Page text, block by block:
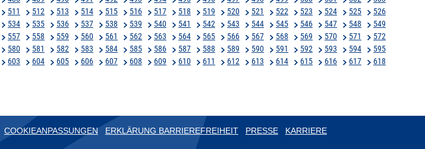
511 512 513 514 515 516 517 518 519 520 521 522 523 524 525
526
534 535 536 537 538 539 540 541 542 543 544 545 546 547 548
549
557 558 559 560 561 562 563 564 565 566 567 568 569 570 571
572
580 581 582 583 584 585 586 587 588 589 590 591 592 593 594
595
603 604 605 606 607 608 609 610 611 612 613 614 615 616 617
618
COOKIEANPASSUNGEN ERKLÄRUNG BARRIEREFREIHEIT PRESSE
KARRIERE